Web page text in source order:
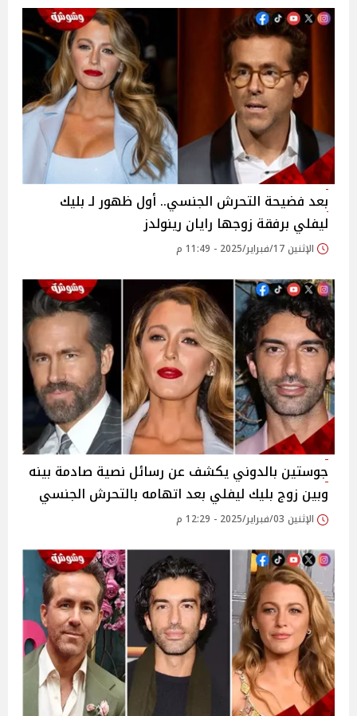
بعد فضيحة التحرش الجنسي.. أول ظهور لـ بليك
ليفلي برفقة زوجها رايان رينولدز
الإثنين 17/فبراير/2025 - 11:49 م
جوستين بالدوني يكشف عن رسائل نصية صادمة بينه
وبين زوج بليك ليفلي بعد اتهامه بالتحرش الجنسي
الإثنين 03/فبراير/2025 - 12:29 م